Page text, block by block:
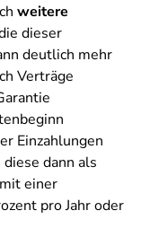
weitere
dieser
deutlich mehr
Verträge
Einzahlungen
dann als
einer
pro Jahr oder